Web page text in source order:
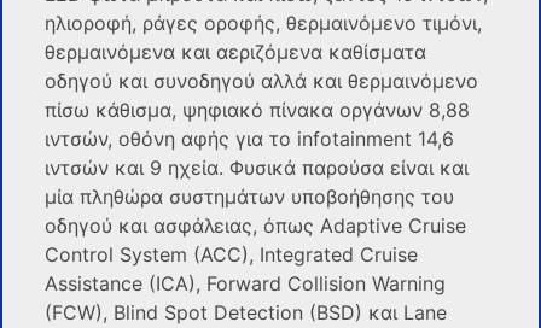
ηλιοροφή, ράγες οροφής, θερμαινόμενο τιμόνι,
θερμαινόμενα και αεριζόμενα καθίσματα
οδηγού και συνοδηγού αλλά και θερμαινόμενο
πίσω κάθισμα, ψηφιακό πίνακα οργάνων 8,88
ιντσών, οθόνη αφής για το infotainment 14,6
ιντσών και 9 ηχεία. Φυσικά παρούσα είναι και
μία πληθώρα συστημάτων υποβοήθησης του
οδηγού και ασφάλειας, όπως Adaptive Cruise
Control System (ACC), Integrated Cruise
Assistance (ICA), Forward Collision Warning
(FCW), Blind Spot Detection (BSD) και Lane